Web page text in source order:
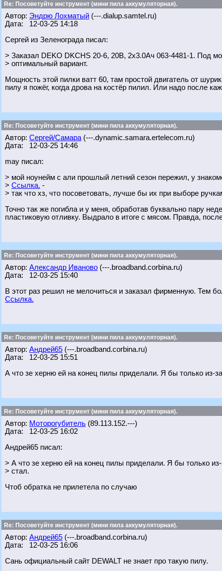
Re: Посоветуйте инструмент (мини пила аккумуляторная).
Автор: Эндрю Лохматый (---.dialup.samtel.ru)
Дата: 12-03-25 14:18
Сергей из Зеленограда писал:
> Заказал DEKO DKCHS 20-6, 20В, 2x3.0Ач 063-4481-1. Под
> оптимальный вариант.
Мощность этой пилки ватт 60, там простой двигатель от
пилу я пожёг, когда дрова на костёр пилил. Или надо после
Re: Посоветуйте инструмент (мини пила аккумуляторная).
Автор: Сергей/Самара (---.dynamic.samara.ertelecom.ru)
Дата: 12-03-25 14:46
may писал:
> мой ноунейм с али прошлый летний сезон пережил, у
> Ссылка. -
> так что хз, что посоветовать, лучше бы их при выборе
Точно так же погибла и у меня, обработав буквально пару
пластиковую отливку. Выдрало в итоге с мясом. Правда,
Re: Посоветуйте инструмент (мини пила аккумуляторная).
Автор: Александр Иваново (---.broadband.corbina.ru)
Дата: 12-03-25 15:40
В этот раз решил не мелочиться и заказал фирменную. Тем
Ссылка.
Re: Посоветуйте инструмент (мини пила аккумуляторная).
Автор: Андрей65 (---.broadband.corbina.ru)
Дата: 12-03-25 15:51
А что зе херню ей на конец пилы приделали. Я бы только из-
Re: Посоветуйте инструмент (мини пила аккумуляторная).
Автор: Моторогубитель (89.113.152.---)
Дата: 12-03-25 16:02
Андрей65 писал:
> А что зе херню ей на конец пилы приделали. Я бы только из-
> стал.
Чтоб обратка не прилетела по случаю
Re: Посоветуйте инструмент (мини пила аккумуляторная).
Автор: Андрей65 (---.broadband.corbina.ru)
Дата: 12-03-25 16:06
Сань официальный сайт DEWALT не знает про такую пилу.